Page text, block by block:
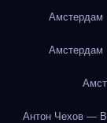
Амстердам
Амстердам
Антон Чехов —